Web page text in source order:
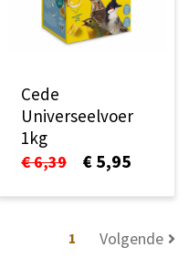
Cede
Universeelvoer
1kg
€ 6,39 € 5,95
1 Volgende